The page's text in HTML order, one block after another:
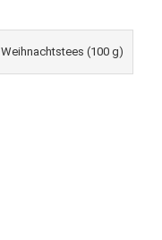
Weihnachtstees (100 g)